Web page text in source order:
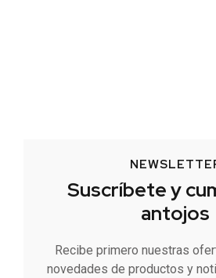
Suscríbete y
antojos
Recibe primero nuestras
novedades de productos y